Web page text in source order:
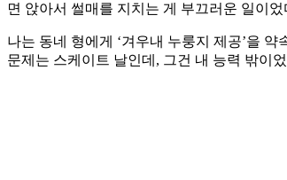
면 앉아서 썰매를 지치는 게 부끄러운 일이
나는 동네 형에게 ‘겨우내 누룽지 제공’을
문제는 스케이트 날인데, 그건 내 능력 밖이